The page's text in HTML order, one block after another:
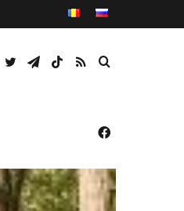
Caută
RSS
TikTok
Telegram
Twitter
Facebook